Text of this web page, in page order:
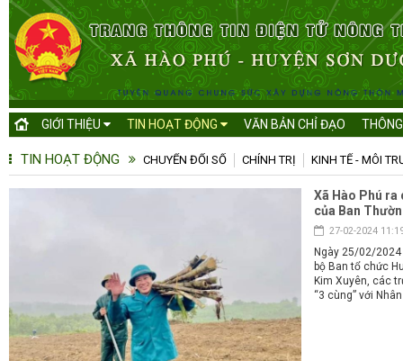
GIỚI THIỆU TIN HOẠT ĐỘNG VĂN BẢN CHỈ ĐẠO
TIN HOẠT ĐỘNG CHUYỂN ĐỔI SỐ CHÍNH TRỊ KINH TẾ - MÔI
Xã Hào Phú
của Ban
27-02-2024
Ngày 25/02/
bộ Ban tổ chức
Kim Xuyên, các
“3 cùng” với